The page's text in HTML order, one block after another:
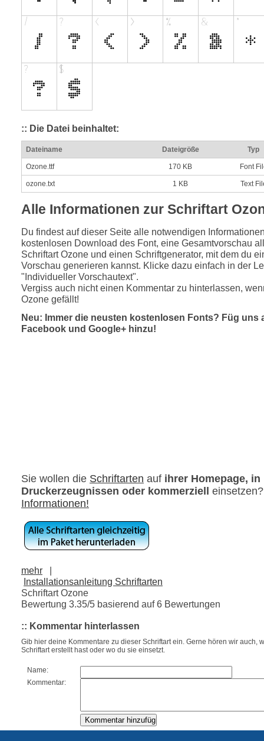
:: Die Datei beinhaltet:
Dateiname Dateigröße Typ
Ozone.ttf 170 KB Font
ozone.txt 1 KB Text
Alle Informationen zur Schriftart
Du findest auf dieser Seite alle notwendigen
kostenlosen Download des Font, eine Gesamtvorschau
Schriftart Ozone und einen Schriftgenerator, mit dem du
Vorschau generieren kannst. Klicke dazu einfach in der
"Individueller Vorschautext".
Vergiss auch nicht einen Kommentar zu hinterlassen,
Ozone gefällt!
Neu: Immer die neusten kostenlosen Fonts? Füg uns
Facebook und Google+ hinzu!
Sie wollen die Schriftarten auf ihrer Homepage, in
Druckerzeugnissen oder kommerziell
Informationen!
mehr
|
Installationsanleitung Schriftarten
Schriftart Ozone
Bewertung 3.35/5 basierend auf6 Bewertungen
:: Kommentar hinterlassen
Gib hier deine Kommentare zu dieser Schriftart ein. Gerne hören wir auch,
Schriftart erstellt hast oder wo du sie einsetzt.
Name:
Kommentar: